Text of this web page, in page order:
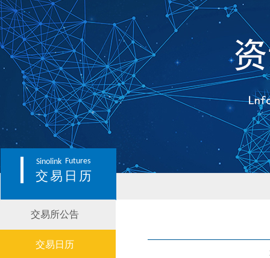
Sinolink Futures
交易日历
交易所公告
交易日历